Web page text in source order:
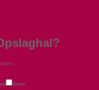
Geen